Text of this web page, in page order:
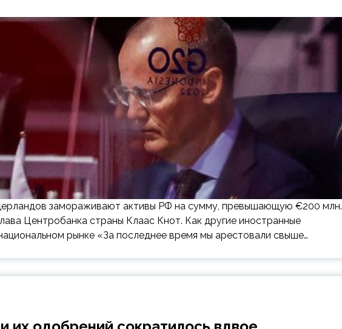
замораживают активы РФ на сумму, превышающую €200 млн.
Центробанка страны Клаас Кнот. Как другие иностранные
рынке «За последнее время мы арестовали свыше…